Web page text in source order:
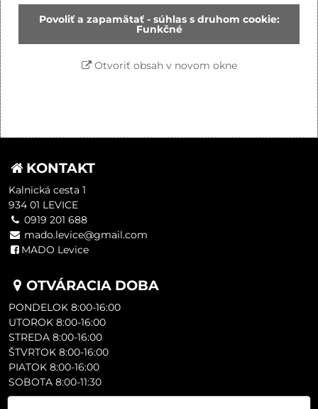
Povoliť a zapamätať - súhlas s druhom cookie:
Funkčné
Otvoriť obsah v novom okne
KONTAKT
Kalnická cesta 1
934 01 LEVICE
0919 201 688
mado.levice@gmail.com
MADO Levice
OTVÁRACIA DOBA
PONDELOK 8:00-16:00
UTOROK 8:00-16:00
STREDA 8:00-16:00
ŠTVRTOK 8:00-16:00
PIATOK 8:00-16:00
SOBOTA 8:00-11:30